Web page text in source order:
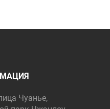
Чуанье,